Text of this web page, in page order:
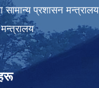
सामान्य प्रशासन मन्त्रालय